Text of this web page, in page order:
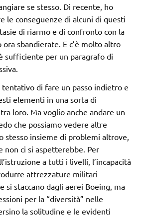
se stesso. Di recente, ho
le conseguenze di alcuni di questi
di riarmo e di confronto con la
ora sbandierate. E c’è molto altro
sufficiente per un paragrafo di
tentativo di fare un passo indietro e
elementi in una sorta di
loro. Ma voglio anche andare un
che possiamo vedere altre
stesso insieme di problemi altrove,
non ci si aspetterebbe. Per
a tutti i livelli, l’incapacità
attrezzature militari
si staccano dagli aerei Boeing, ma
per la “diversità” nelle
la solitudine e le evidenti